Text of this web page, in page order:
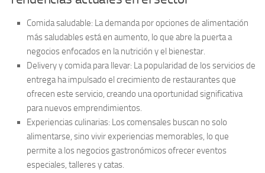
Comida saludable: La demanda por opciones de alimentación
más saludables está en aumento, lo que abre la puerta a
negocios enfocados en la nutrición y el bienestar.
Delivery y comida para llevar: La popularidad de los servicios de
entrega ha impulsado el crecimiento de restaurantes que
ofrecen este servicio, creando una oportunidad significativa
para nuevos emprendimientos.
Experiencias culinarias: Los comensales buscan no solo
alimentarse, sino vivir experiencias memorables, lo que
permite a los negocios gastronómicos ofrecer eventos
especiales, talleres y catas.